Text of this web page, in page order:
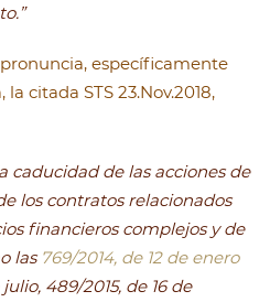
específicamente
citada STS 23.Nov.2018,
caducidad de las acciones de
los contratos relacionados
financieros complejos y de
las 769/2014, de 12 de enero
489/2015, de 16 de